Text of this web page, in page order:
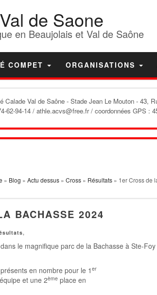
de Saone
en Beaujolais et Val de Saône
COMPET ORGANISATIONS
Calade Val de Saône - Stade Jean Le Mouton - 43,
62-94-14 / athle.acvs@free.fr / coordonnées GPS :
» Blog » Actu dessus» Cross» Résultats» 1er Cross de
BACHASSE 2024
,
le magnifique parc de la Bachasse à Ste-
en nombre pour le 1 er
et une 2ème place en